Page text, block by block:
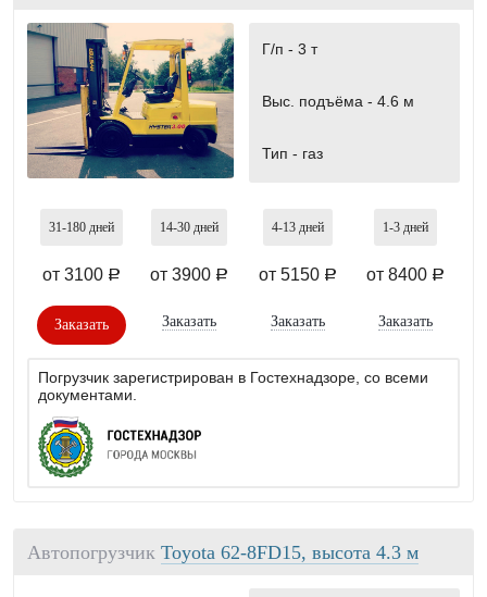
Г/п - 3 т
Выс. подъёма - 4.6 м
Тип - газ
31-180 дней
от 3100 a
Заказать
14-30 дней
от 3900 a
Заказать
4-13 дней
от 5150 a
Заказать
1-3 дней
от 8400 a
Заказать
Погрузчик зарегистрирован в Гостехнадзоре, со всеми
документами.
Автопогрузчик Toyota 62-8FD15, высота 4.3 м